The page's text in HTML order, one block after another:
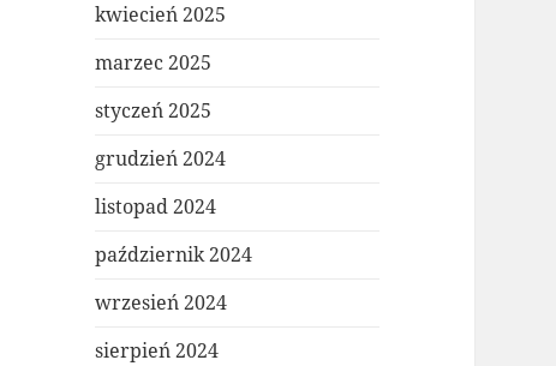
kwiecień 2025
marzec 2025
styczeń 2025
grudzień 2024
listopad 2024
październik 2024
wrzesień 2024
sierpień 2024